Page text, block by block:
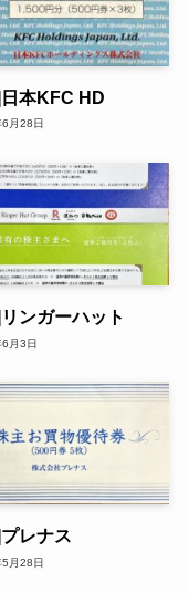
本KFC HD
月28日
ンガーハット
月3日
レナス
月28日